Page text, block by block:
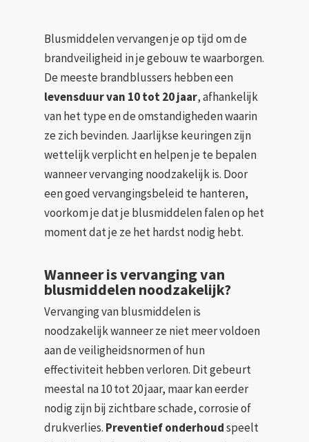
Blusmiddelen vervangen je op tijd om de
brandveiligheid in je gebouw te waarborgen.
De meeste brandblussers hebben een
levensduur van 10 tot 20 jaar, afhankelijk
van het type en de omstandigheden waarin
ze zich bevinden. Jaarlijkse keuringen zijn
wettelijk verplicht en helpen je te bepalen
wanneer vervanging noodzakelijk is. Door
een goed vervangingsbeleid te hanteren,
voorkom je dat je blusmiddelen falen op het
moment dat je ze het hardst nodig hebt.
Wanneer is vervanging van
blusmiddelen noodzakelijk?
Vervanging van blusmiddelen is
noodzakelijk wanneer ze niet meer voldoen
aan de veiligheidsnormen of hun
effectiviteit hebben verloren. Dit gebeurt
meestal na 10 tot 20 jaar, maar kan eerder
nodig zijn bij zichtbare schade, corrosie of
drukverlies. Preventief onderhoudspeelt